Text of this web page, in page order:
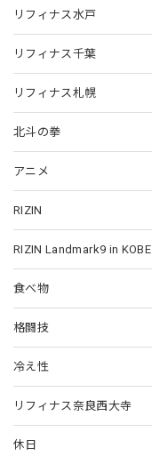
リフィナス水戸
リフィナス千葉
リフィナス札幌
北斗の拳
アニメ
RIZIN
RIZIN Landmark9 in KOBE
食べ物
格闘技
冷え性
リフィナス奈良西大寺
休日